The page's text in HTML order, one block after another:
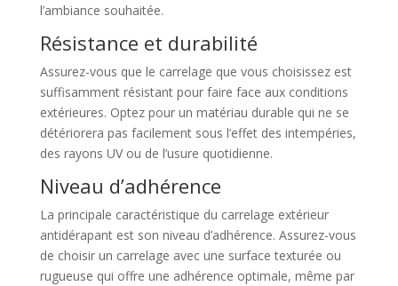
l’ambiance souhaitée.
Résistance et durabilité
Assurez-vous que le carrelage que vous choisissez est
suffisamment résistant pour faire face aux conditions
extérieures. Optez pour un matériau durable qui ne se
détériorera pas facilement sous l’effet des intempéries,
des rayons UV ou de l’usure quotidienne.
Niveau d’adhérence
La principale caractéristique du carrelage extérieur
antidérapant est son niveau d’adhérence. Assurez-vous
de choisir un carrelage avec une surface texturée ou
rugueuse qui offre une adhérence optimale, même par